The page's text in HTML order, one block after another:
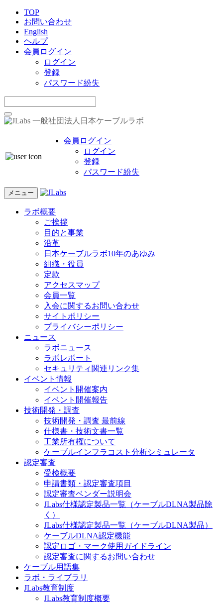
TOP
お問い合わせ
English
ヘルプ
会員ログイン
ログイン
登録
パスワード紛失
一般社団法人日本ケーブルラボ
会員ログイン
ログイン
登録
パスワード紛失
メニュー
ラボ概要
ご挨拶
目的と事業
沿革
日本ケーブルラボ10年のあゆみ
組織・役員
定款
アクセスマップ
会員一覧
入会に関するお問い合わせ
サイトポリシー
プライバシーポリシー
ニュース
ラボニュース
ラボレポート
セキュリティ関連リンク集
イベント情報
イベント開催案内
イベント開催報告
技術開発・調査
技術開発・調査 最前線
仕様書・技術文書一覧
工業所有権について
ケーブルインフラコスト分析シミュレータ
認定審査
受検概要
申請書類・認定審査項目
認定審査ベンダー説明会
JLabs仕様認定製品一覧（ケーブルDLNA製品除
く）
JLabs仕様認定製品一覧（ケーブルDLNA製品）
ケーブルDLNA認定機能
認定ロゴ・マーク使用ガイドライン
認定審査に関するお問い合わせ
ケーブル用語集
ラボ・ライブラリ
JLabs教育制度
JLabs教育制度概要